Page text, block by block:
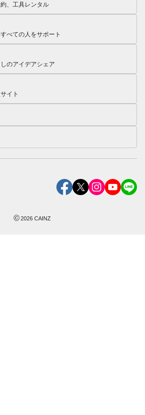
、工具レンタル
べての人をサポート
のアイデアシェア
イト
©2026 CAINZ